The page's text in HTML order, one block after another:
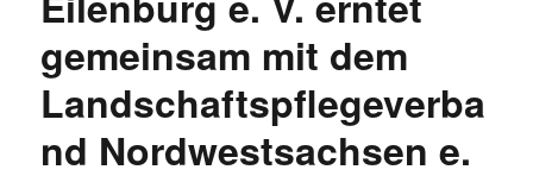
gemeinsam mit dem
Landschaftspflegeverba
nd Nordwestsachsen e.